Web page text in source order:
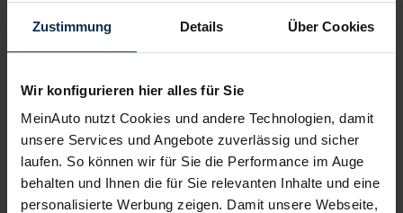
Zustimmung Details Über Cookies
Wir konfigurieren hier alles für Sie
MeinAuto nutzt Cookies und andere Technologien, damit
unsere Services und Angebote zuverlässig und sicher
laufen. So können wir für Sie die Performance im Auge
behalten und Ihnen die für Sie relevanten Inhalte und eine
personalisierte Werbung zeigen. Damit unsere Webseite,